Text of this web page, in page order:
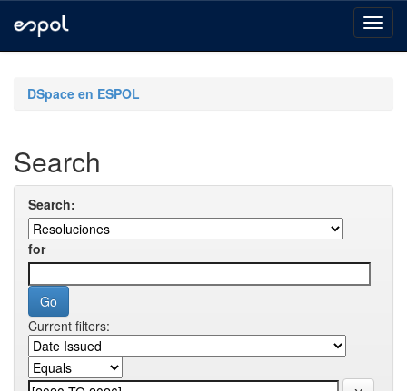
navigationDSpace en ESPOL
Search
Search:
for
Current filters: